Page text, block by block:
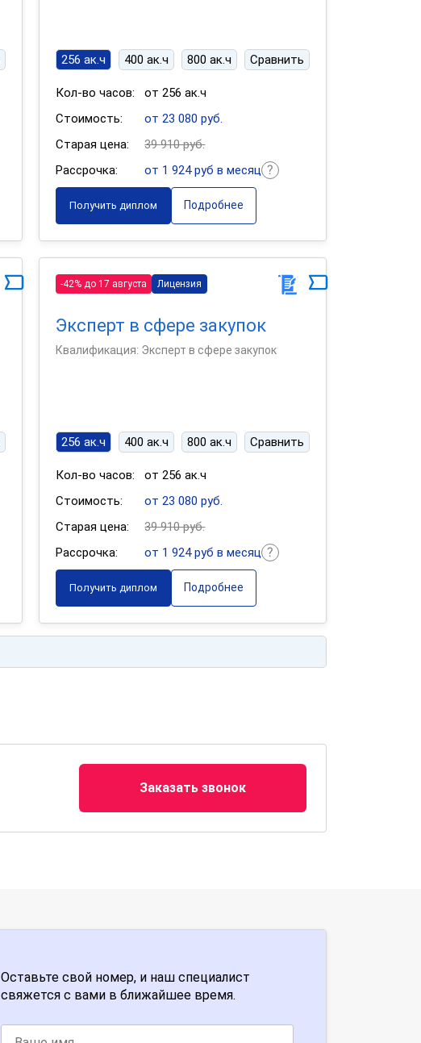
256 ак.ч 400 ак.ч 800 ак.ч Сравнить
Кол-во часов:
от 256 ак.ч
Стоимость:
от 23 080 руб.
Старая цена:
39 910 руб.
Рассрочка:
от 1 924 руб в месяц
Получить диплом Подробнее
-42% до 17 августа Лицензия
Эксперт в сфере закупок
Квалификация: Эксперт в сфере закупок
256 ак.ч 400 ак.ч 800 ак.ч Сравнить
Кол-во часов:
от 256 ак.ч
Стоимость:
от 23 080 руб.
Старая цена:
39 910 руб.
Рассрочка:
от 1 924 руб в месяц
Получить диплом Подробнее
Заказать звонок
Оставьте свой номер, и наш специалист
свяжется с вами в ближайшее время.